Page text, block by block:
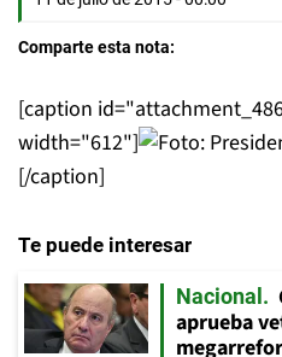
Comparte esta nota:
[caption
width="612"]
[/caption]
Te puede interesar
Nacional
aprueba